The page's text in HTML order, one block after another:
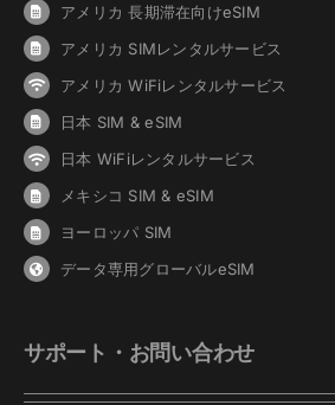
アメリカ 長期滞在向けeSIM
アメリカ SIMレンタルサービス
アメリカ WiFiレンタルサービス
日本 SIM & eSIM
日本 WiFiレンタルサービス
メキシコ SIM & eSIM
ヨーロッパ SIM
データ専用グローバルeSIM
サポート・お問い合わせ